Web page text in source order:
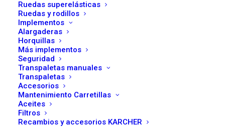
Ruedas superelásticas
Ruedas y rodillos
Implementos
Alargaderas
Horquillas
Más implementos
Seguridad
Transpaletas manuales
Transpaletas
Accesorios
Mantenimiento Carretillas
Aceites
Filtros
Recambios y accesorios KARCHER
Comparativa CESAB
M300: Carretillas
Térmicas Diseñadas
para Resistir y Rendir